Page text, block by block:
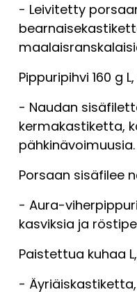
- Leivitetty
Pippuripihvi 160 g
- Naudan
kermakastiketta,
pähkinävoimuusia.
Porsaan sisäfilee
- Aura-
kasviksia ja
Paistettua kuhaa
-